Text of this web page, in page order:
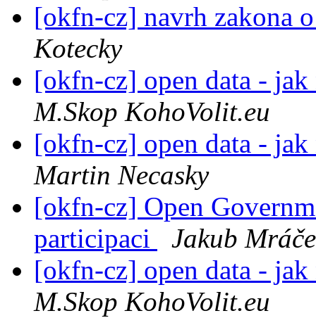
[okfn-cz] navrh zakona
Kotecky
[okfn-cz] open data -
M.Skop KohoVolit.eu
[okfn-cz] open data -
Martin Necasky
[okfn-cz] Open
participaci
Jakub
[okfn-cz] open data -
M.Skop KohoVolit.eu